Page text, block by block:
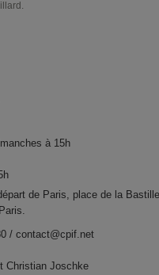
à 15h
de Paris, place de la
/ contact@cpif.net
Christian Joschke